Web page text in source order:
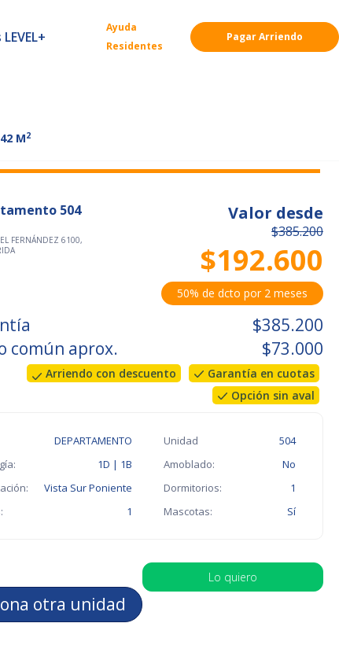
Ayuda
Residentes
Pagar Arriendo
42 M2
504
FERNÁNDEZ 6100,
Valor desde
$385.200
$192.600
50% de dcto por 2 meses
común aprox.
$385.200
$73.000
Arriendo con descuento
Garantía en cuotas
Opción sin aval
DEPARTAMENTO
1D | 1B
Vista Sur Poniente
1
Unidad
Amoblado:
Dormitorios:
Mascotas:
504
No
1
Sí
otra unidad
Lo quiero